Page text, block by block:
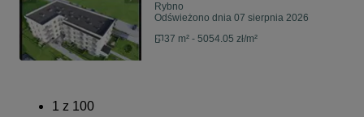
Rybno
Odświeżono dnia 07 sierpnia 2026
37 m² - 5054.05 zł/m²
1 z 100